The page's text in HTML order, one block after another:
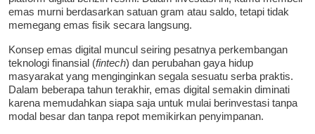
emas murni berdasarkan satuan gram atau saldo, tetapi tidak
memegang emas fisik secara langsung.
Konsep emas digital muncul seiring pesatnya perkembangan
teknologi finansial (fintech) dan perubahan gaya hidup
masyarakat yang menginginkan segala sesuatu serba praktis.
Dalam beberapa tahun terakhir, emas digital semakin diminati
karena memudahkan siapa saja untuk mulai berinvestasi tanpa
modal besar dan tanpa repot memikirkan penyimpanan.